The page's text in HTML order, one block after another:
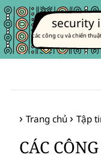
security
các công cụ và chiến
Trang chủ Tập
CÁC